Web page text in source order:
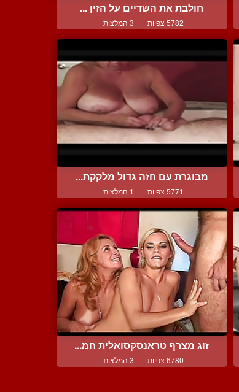
חולבת את השדיים על הזין ...
5782 צפיות | 3 המלצות
מבוגרת עם חזה גדול מלקקת...
5771 צפיות | 1 המלצות
זוג מצרף טראנסקסואלית חמ...
6780 צפיות | 3 המלצות